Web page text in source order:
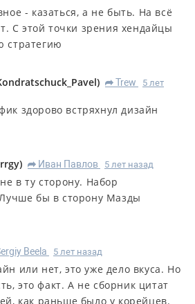
- казаться, а не быть. На всё
С этой точки зрения хендайцы
стратегию
) R Trew
5 лет
здорово встряхнул дизайн
) R Иван Павлов 5 лет назад
в ту сторону. Набор
бы в сторону Мазды
Beela 5 лет назад
или нет, это уже дело вкуса. Но
это факт. А не сборник цитат
как раньше было у корейцев.